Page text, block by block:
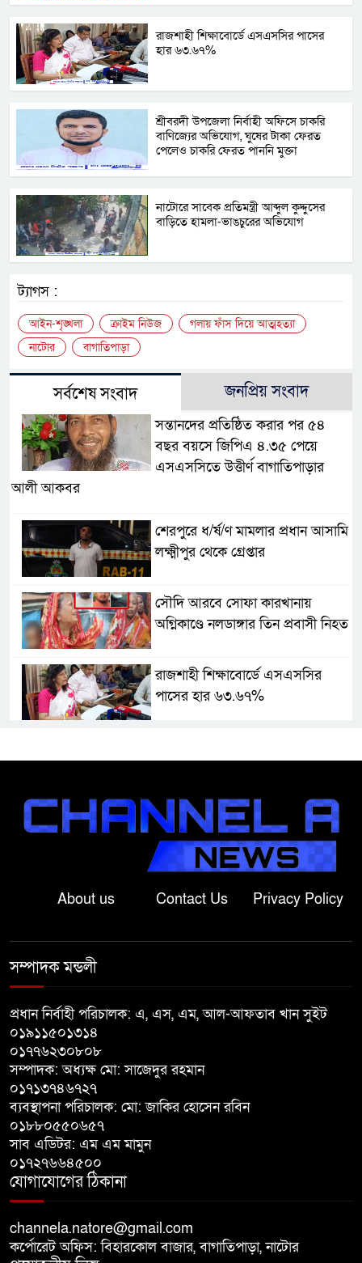
রাজশাহী শিক্ষাবোর্ডে এসএসসির পাসের
হার ৬৩.৬৭%
শ্রীবরদী উপজেলা নির্বাহী অফিসে চাকরি
বাণিজ্যের অভিযোগ, ঘুষের টাকা ফেরত
পেলেও চাকরি ফেরত পাননি মুক্তা
নাটোরে সাবেক প্রতিমন্ত্রী আব্দুল কুদ্দুসের
বাড়িতে হামলা-ভাঙচুরের অভিযোগ
ট্যাগস :
আইন-শৃঙ্খলা ক্রাইম নিউজ
গলায় ফাঁস দিয়ে আত্মহত্যা
নাটোর
বাগাতিপাড়া
সর্বশেষ সংবাদ জনপ্রিয় সংবাদ
সন্তানদের প্রতিষ্ঠিত করার পর ৫৪
বছর বয়সে জিপিএ ৪.৩৫ পেয়ে
এসএসসিতে উত্তীর্ণ বাগাতিপাড়ার
আলী আকবর
শেরপুরে ধ/র্ষ/ণ মামলার প্রধান আসামি
লক্ষ্মীপুর থেকে গ্রেপ্তার
সৌদি আরবে সোফা কারখানায়
অগ্নিকাণ্ডে নলডাঙ্গার তিন প্রবাসী নিহত
রাজশাহী শিক্ষাবোর্ডে এসএসসির
পাসের হার ৬৩.৬৭%
পাননি মুক্তা
নাটোরে সাবেক প্রতিমন্ত্রী আব্দুল
কুদ্দুসের বাড়িতে হামলা-ভাঙচুরের
অভিযোগ
পঞ্চগড়ে জমি বিরোধের জেরে
রাণীশংকৈলে আন্তর্জাতিক আদিবাসী
নাটোরে আন্তর্জাতিক আদিবাসী দিবস
পালিত
About us Contact Us Privacy Policy
সম্পাদক মন্ডলী
প্রধান নির্বাহী পরিচালক: এ, এস, এম, আল-আফতাব খান সুইট
০১৯১১৫০১৩১৪
০১৭৭৬২৩০৮০৮
সম্পাদক: অধ্যক্ষ মো: সাজেদুর রহমান
০১৭১৩৭৪৬৭২৭
ব্যবস্থাপনা পরিচালক: মো: জাকির হোসেন রবিন
০১৮৮০৫৫০৬৫৭
সাব এডিটর: এম এম মামুন
০১৭২৭৬৬৪৫০০
যোগাযোগের ঠিকানা
channela.natore@gmail.com
কর্পোরেট অফিস: বিহারকোল বাজার, বাগাতিপাড়া, নাটোর